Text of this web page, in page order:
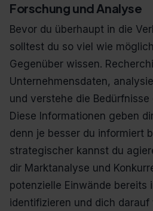
Forschung und Analyse
Bevor du überhaupt in die
solltest du so viel wie
Gegenüber wissen.
Unternehmensdaten,
und verstehe die Bedürfnisse
Diese Informationen geben
denn je besser du informiert
strategischer kannst du
dir Marktanalyse und
potenzielle Einwände bereits
identifizieren und dich darauf